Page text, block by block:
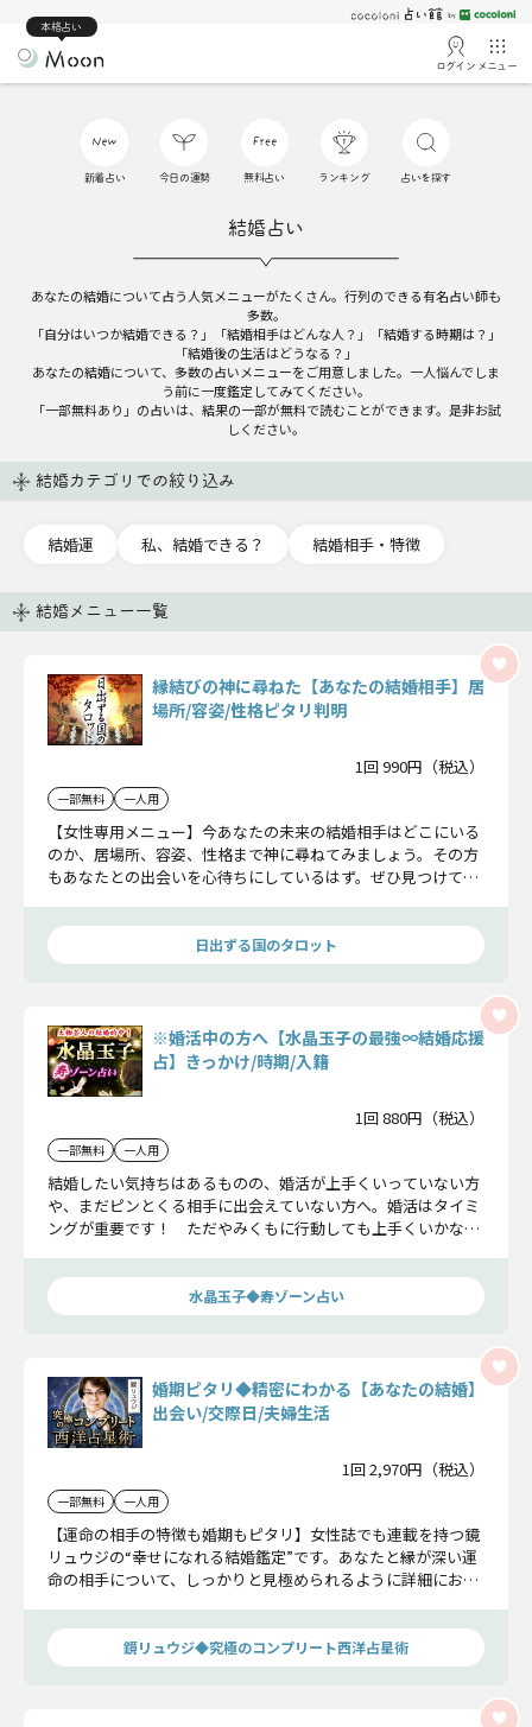
本格占い
ログイン メニュー
新着占い 今日の運勢 無料占い ランキング 占いを探す
結婚占い
あなたの結婚について占う人気メニューがたくさん。行列のできる有名占い師も
多数。
「自分はいつか結婚できる？」「結婚相手はどんな人？」「結婚する時期は？」
「結婚後の生活はどうなる？」
あなたの結婚について、多数の占いメニューをご用意しました。一人悩んでしま
う前に一度鑑定してみてください。
「一部無料あり」の占いは、結果の一部が無料で読むことができます。是非お試
しください。
結婚カテゴリでの絞り込み
結婚運 私、結婚できる？ 結婚相手・特徴
結婚メニュー一覧
縁結びの神に尋ねた【あなたの結婚相手】居
場所/容姿/性格ピタリ判明
1回 990円（税込）
一部無料 一人用
【女性専用メニュー】今あなたの未来の結婚相手はどこにいる
のか、居場所、容姿、性格まで神に尋ねてみましょう。その方
もあなたとの出会いを心待ちにしているはず。ぜひ見つけてあ
日出ずる国のタロット
※婚活中の方へ【水晶玉子の最強∞結婚応援
占】きっかけ/時期/入籍
1回 880円（税込）
一部無料 一人用
結婚したい気持ちはあるものの、婚活が上手くいっていない方
や、まだピンとくる相手に出会えていない方へ。婚活はタイミ
ングが重要です！ ただやみくもに行動しても上手くいかない
を水晶玉子が伝授いたします。
水晶玉子◆寿ゾーン占い
婚期ピタリ◆精密にわかる【あなたの結婚】
出会い/交際日/夫婦生活
1回 2,970円（税込）
一部無料 一人用
【運命の相手の特徴も婚期もピタリ】女性誌でも連載を持つ鏡
リュウジの“幸せになれる結婚鑑定”です。あなたと縁が深い運
命の相手について、しっかりと見極められるように詳細にお伝
鏡リュウジ◆究極のコンプリート西洋占星術